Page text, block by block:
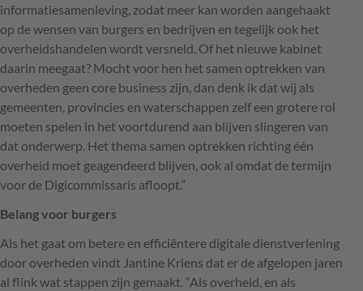
informatiesamenleving, zodat meer kan worden aangehaakt
op de wensen van burgers en bedrijven en tegelijk ook het
overheidshandelen wordt versneld. Of het nieuwe kabinet
daarin meegaat? Mocht voor hen het samen optrekken van
overheden geen core business zijn, dan denk ik dat wij als
gemeenten, provincies en waterschappen zelf een grotere rol
moeten spelen in het voortdurend aan blijven slingeren van
dat onderwerp. Het thema samen optrekken richting één
overheid moet geagendeerd blijven, ook al omdat de termijn
voor de Digicommissaris afloopt.”
Belang voor burgers
Als het gaat om betere en efficiëntere digitale dienstverlening
door overheden vindt Jantine Kriens dat er de afgelopen jaren
al flink wat stappen zijn gemaakt. “Als overheid, en als